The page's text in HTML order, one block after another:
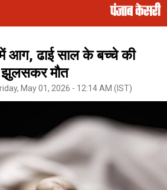
आग, ढाई साल के बच्चे की
झुलसकर मौत
May 01, 2026 - 12:14 AM (IST)